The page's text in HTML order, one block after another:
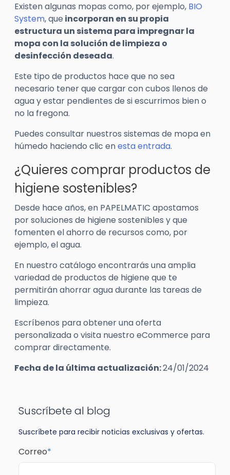
Existen algunas mopas como, por ejemplo, BIO
System, que incorporan en su propia
estructura un sistema para impregnar la
mopa con la solución de limpieza o
desinfección deseada.
Este tipo de productos hace que no sea
necesario tener que cargar con cubos llenos de
agua y estar pendientes de si escurrimos bien o
no la fregona.
Puedes consultar nuestros sistemas de mopa en
húmedo haciendo clic enesta entrada.
¿Quieres comprar productos de
higiene sostenibles?
Desde hace años, en PAPELMATIC apostamos
por soluciones de higiene sostenibles y que
fomenten el ahorro de recursos como, por
ejemplo, el agua.
En nuestro catálogo encontrarás una amplia
variedad de productos de higiene que te
permitirán ahorrar agua durante las tareas de
limpieza.
Escríbenos para obtener una oferta
personalizada o visita nuestro eCommerce para
comprar directamente.
Fecha de la última actualización:24/01/2024
Suscríbete al blog
Suscríbete para recibir noticias exclusivas y ofertas.
Correo*